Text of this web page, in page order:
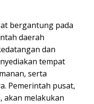
bergantung pada
daerah
dan
tempat
serta
Pemerintah pusat,
akan melakukan